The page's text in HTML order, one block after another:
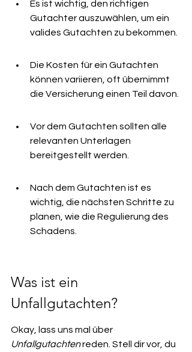
Es ist wichtig, den richtigen
Gutachter auszuwählen, um ein
valides Gutachten zu bekommen.
Die Kosten für ein Gutachten
können variieren, oft übernimmt
die Versicherung einen Teil davon.
Vor dem Gutachten sollten alle
relevanten Unterlagen
bereitgestellt werden.
Nach dem Gutachten ist es
wichtig, die nächsten Schritte zu
planen, wie die Regulierung des
Schadens.
Was ist ein
Unfallgutachten?
Okay, lass uns mal über
Unfallgutachten reden. Stell dir vor, du